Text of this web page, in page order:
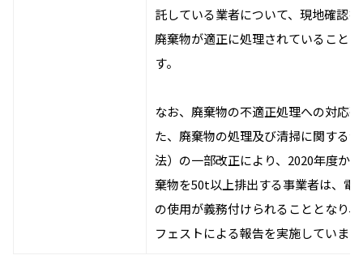
託している業者について、現地確認
廃棄物が適正に処理されていること
す。
なお、廃棄物の不適正処理への対応
た、廃棄物の処理及び清掃に関する
法）の一部改正により、2020年度か
棄物を50t以上排出する事業者は、電
の使用が義務付けられることとなり
フェストによる報告を実施していま